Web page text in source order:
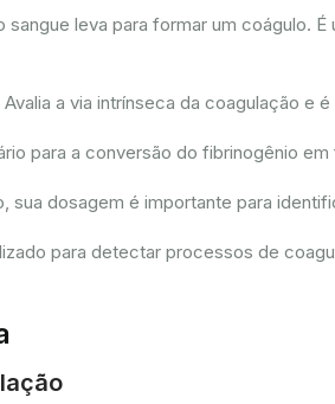
leva para formar um coágulo.
a via intrínseca da coagulação e
para a conversão do fibrinogênio
sua dosagem é importante para
para detectar processos de